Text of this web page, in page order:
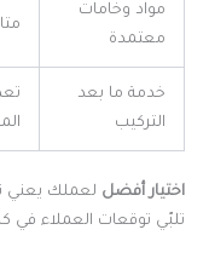
مواد وخامات
معتمدة
خدمة ما بعد
التركيب
اختيار أفضل لعملك يعني
تلبّي توقعات العملاء في